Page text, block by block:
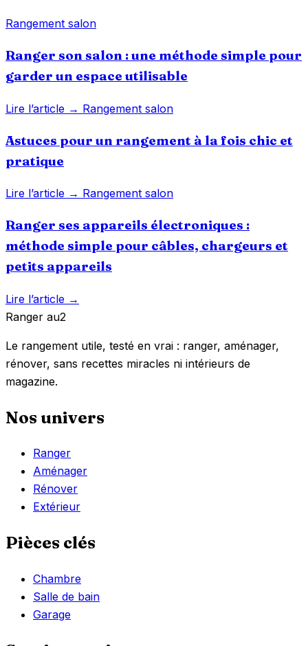
Rangement salon
Ranger son salon : une méthode simple pour
garder un espace utilisable
Lire l’article → Rangement salon
Astuces pour un rangement à la fois chic et
pratique
Lire l’article → Rangement salon
Ranger ses appareils électroniques :
méthode simple pour câbles, chargeurs et
petits appareils
Lire l’article →
Ranger au2
Le rangement utile, testé en vrai : ranger, aménager,
rénover, sans recettes miracles ni intérieurs de
magazine.
Nos univers
Ranger
Aménager
Rénover
Extérieur
Pièces clés
Chambre
Salle de bain
Garage